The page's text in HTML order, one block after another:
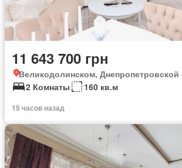
11 643 700 грн
Великодолинском, Днепропетровской
2 Комнаты
160 кв.м
15 часов назад